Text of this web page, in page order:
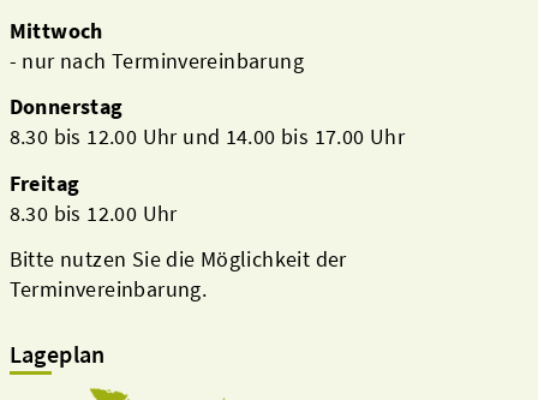
Mittwoch
- nur nach Terminvereinbarung
Donnerstag
8.30 bis 12.00 Uhr und 14.00 bis 17.00 Uhr
Freitag
8.30 bis 12.00 Uhr
Bitte nutzen Sie die Möglichkeit der
Terminvereinbarung.
Lageplan